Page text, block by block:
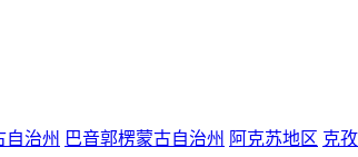
自治州 巴音郭楞蒙古自治州 阿克苏地区 克